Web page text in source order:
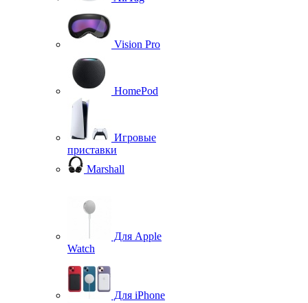
Vision Pro
HomePod
Игровые
приставки
Marshall
Для Apple
Watch
Для iPhone